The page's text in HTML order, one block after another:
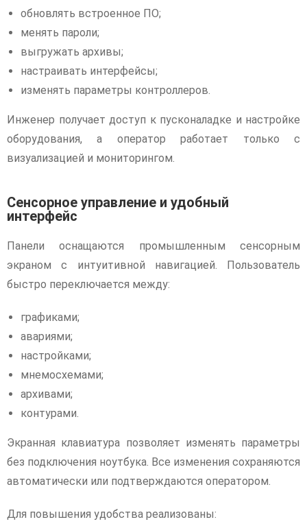
обновлять встроенное ПО;
менять пароли;
выгружать архивы;
настраивать интерфейсы;
изменять параметры контроллеров.
Инженер получает доступ к пусконаладке и настройке
оборудования, а оператор работает только с
визуализацией и мониторингом.
Сенсорное управление и удобный
интерфейс
Панели оснащаются промышленным сенсорным
экраном с интуитивной навигацией. Пользователь
быстро переключается между:
графиками;
авариями;
настройками;
мнемосхемами;
архивами;
контурами.
Экранная клавиатура позволяет изменять параметры
без подключения ноутбука. Все изменения сохраняются
автоматически или подтверждаются оператором.
Для повышения удобства реализованы: